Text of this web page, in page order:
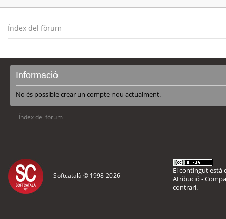
Índex del fòrum
Informació
No és possible crear un compte nou actualment.
Índex del fòrum
Softcatalà © 1998-2026
El contingut està
Atribució -
contrari.